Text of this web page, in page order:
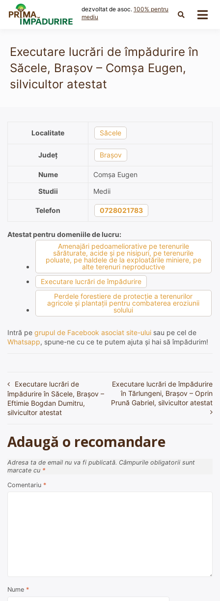
content
dezvoltat de asoc. 100% pentru
mediu
Executare lucrări de împădurire în
Săcele, Brașov – Comșa Eugen,
silvicultor atestat
Localitate Săcele
Județ Brașov
Nume
Comșa Eugen
Studii
Medii
Telefon 0728021783
Atestat pentru domeniile de lucru:
Amenajări pedoameliorative pe terenurile
sărăturate, acide şi pe nisipuri, pe terenurile
poluate, pe haldele de la exploatările miniere, pe
alte terenuri neproductive
Executare lucrări de împădurire
Perdele forestiere de protecţie a terenurilor
agricole şi plantaţii pentru combaterea eroziunii
solului
Intră pe grupul de Facebook asociat site-ului sau pe cel de
Whatsapp, spune-ne cu ce te putem ajuta și hai să împădurim!
Navigare
în
articole
Executare lucrări de
împădurire în Săcele, Brașov –
Eftimie Bogdan Dumitru,
silvicultor atestat
Executare lucrări de împădurire
în Tărlungeni, Brașov – Oprin
Prună Gabriel, silvicultor atestat
Adaugă o recomandare
Adresa ta de email nu va fi publicată. Câmpurile obligatorii sunt
marcate cu *
Comentariu *
Nume *